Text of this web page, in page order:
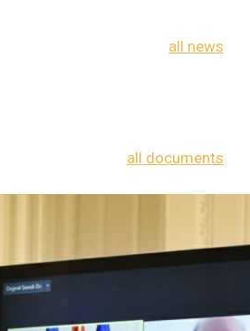
all news
all documents